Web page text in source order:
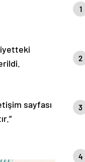
sayfası
1
2
3
4